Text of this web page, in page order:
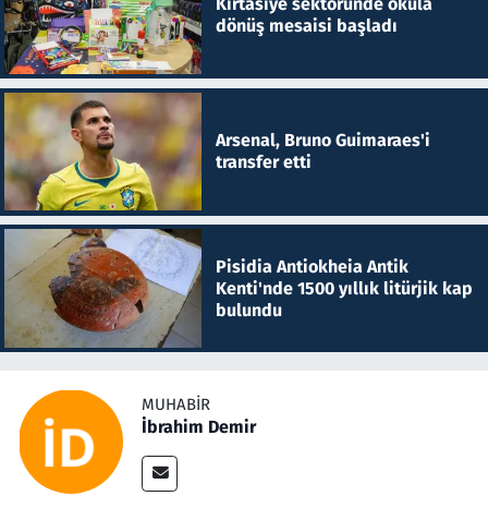
dönüş mesaisi başladı
Arsenal, Bruno Guimaraes'i
transfer etti
Pisidia Antiokheia Antik
Kenti'nde 1500 yıllık litürjik kap
bulundu
MUHABIR
İbrahim Demir